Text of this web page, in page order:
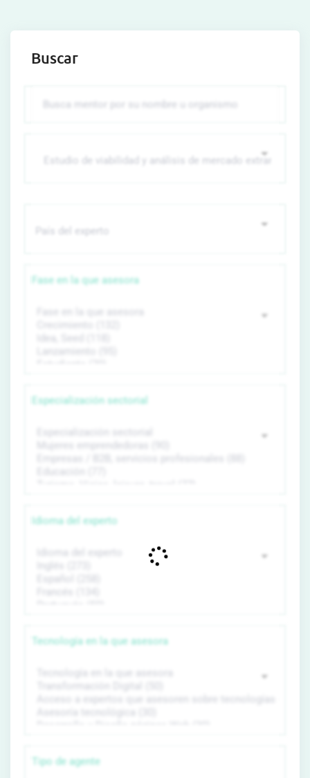
Buscar
Fase en la que asesora
Especialización sectorial
Idioma del experto
Tecnología en la que asesora
Tipo de agente